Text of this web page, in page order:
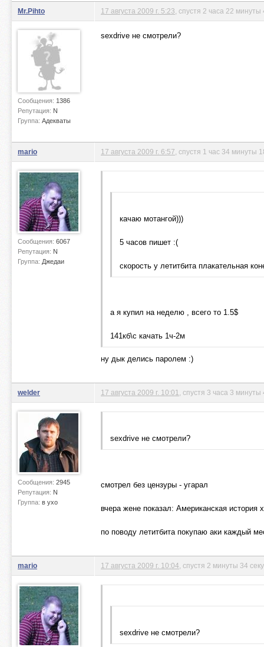
Mr.Pihto
Сообщения: 1386
Репутация: N
Группа: Адекваты
17 августа 2009 г. 5:23 , спустя 2 часа 22 минуты
sexdrive не смотрели?
mario
Сообщения: 6067
Репутация: N
Группа: Джедаи
17 августа 2009 г. 6:57 , спустя 1 час 34 минуты
качаю мотангой)))
5 часов пишет :(
скорость у летитбита плакательная
а я купил на неделю , всего то 1.5$
141кб\с качать 1ч-2м
ну дык делись паролем :)
welder
Сообщения: 2945
Репутация: N
Группа: в ухо
17 августа 2009 г. 10:01 , спустя 3 часа 3 минуты
sexdrive не смотрели?
смотрел без цензуры - угарал
вчера жене показал: Американская
по поводу летитбита покупаю аки каждый
mario 17 августа 2009 г. 10:04 , спустя 2 минуты 34
sexdrive не смотрели?